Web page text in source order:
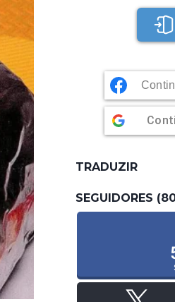
TRADUZIR
SEGUIDORES